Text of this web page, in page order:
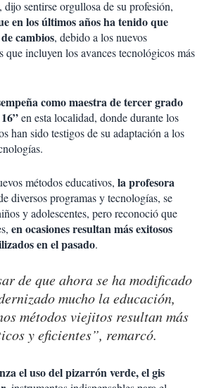
sentirse orgullosa de su profesión,
en los últimos años ha tenido que
cambios, debido a los nuevos
que incluyen los avances tecnológicos más
como maestra de tercer grado
en esta localidad, donde durante los
han sido testigos de su adaptación a los
métodos educativos, la profesora
diversos programas y tecnologías, se
y adolescentes, pero reconoció que
en ocasiones resultan más exitosos
en el pasado.
de que ahora se ha modificado
mucho la educación,
métodos viejitos resultan más
y eficientes”, remarcó.
el uso del pizarrón verde, el gis